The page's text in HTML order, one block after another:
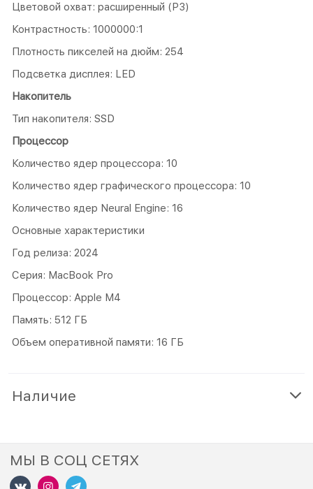
Цветовой охват: расширенный (P3)
Контрастность: 1000000:1
Плотность пикселей на дюйм: 254
Подсветка дисплея: LED
Накопитель
Тип накопителя: SSD
Процессор
Количество ядер процессора: 10
Количество ядер графического процессора: 10
Количество ядер Neural Engine: 16
Основные характеристики
Год релиза: 2024
Серия: MacBook Pro
Процессор: Apple M4
Память: 512 ГБ
Объем оперативной памяти: 16 ГБ
Наличие
МЫ В СОЦ СЕТЯХ